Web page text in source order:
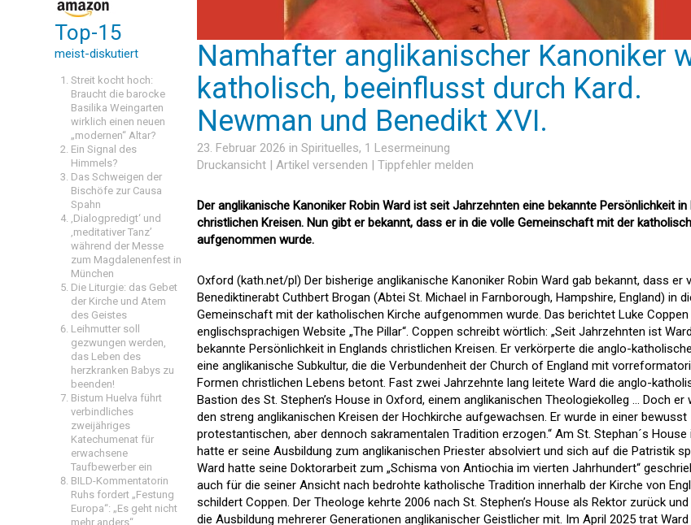
Top-15
meist-diskutiert
Streit kocht hoch:
Braucht die barocke
Basilika Weingarten
wirklich einen neuen
„modernen“ Altar?
Ein Signal des
Himmels?
Das Schweigen der
Bischöfe zur Causa
Spahn
‚Dialogpredigt‘ und
‚meditativer Tanz’
während der Messe
zum Magdalenenfest in
München
Die Liturgie: das Gebet
der Kirche und Atem
des Geistes
Leihmutter soll
gezwungen werden,
das Leben des
herzkranken Babys zu
beenden!
Bistum Huelva führt
verbindliches
zweijähriges
Katechumenat für
erwachsene
Taufbewerber ein
BILD-Kommentatorin
Ruhs fordert „Festung
Europa“: „Es geht nicht
mehr anders“
Namhafter anglikanischer Kanoniker
katholisch, beeinflusst durch Kard.
Newman und Benedikt XVI.
23. Februar 2026 in Spirituelles, 1 Lesermeinung
Druckansicht | Artikel versenden | Tippfehler melden
Der anglikanische Kanoniker Robin Ward ist seit Jahrzehnten eine bekannte Persönlichkeit in
christlichen Kreisen. Nun gibt er bekannt, dass er in die volle Gemeinschaft mit der
aufgenommen wurde.
Oxford (kath.net/pl) Der bisherige anglikanische Kanoniker Robin Ward gab bekannt, dass er
Benediktinerabt Cuthbert Brogan (Abtei St. Michael in Farnborough, Hampshire, England) in
Gemeinschaft mit der katholischen Kirche aufgenommen wurde. Das berichtet Luke Coppen
englischsprachigen Website „The Pillar“. Coppen schreibt wörtlich: „Seit Jahrzehnten ist
bekannte Persönlichkeit in Englands christlichen Kreisen. Er verkörperte die anglo-
eine anglikanische Subkultur, die die Verbundenheit der Church of England mit
Formen christlichen Lebens betont. Fast zwei Jahrzehnte lang leitete Ward die anglo-
Bastion des St. Stephen’s House in Oxford, einem anglikanischen Theologiekolleg … Doch er
den streng anglikanischen Kreisen der Hochkirche aufgewachsen. Er wurde in einer bewusst
protestantischen, aber dennoch sakramentalen Tradition erzogen.“ Am St. Stephan´s House
hatte er seine Ausbildung zum anglikanischen Priester absolviert und sich auf die Patristik
Ward hatte seine Doktorarbeit zum „Schisma von Antiochia im vierten Jahrhundert“
auch für die seiner Ansicht nach bedrohte katholische Tradition innerhalb der Kirche von
schildert Coppen. Der Theologe kehrte 2006 nach St. Stephen’s House als Rektor zurück
die Ausbildung mehrerer Generationen anglikanischer Geistlicher mit. Im April 2025 trat